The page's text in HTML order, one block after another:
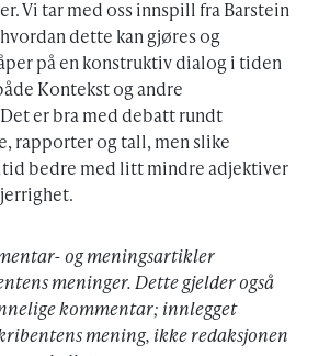
Vi tar med oss innspill fra Barstein
dette kan gjøres og
på en konstruktiv dialog i tiden
Kontekst og andre
er bra med debatt rundt
rapporter og tall, men slike
bedre med litt mindre adjektiver
og meningsartikler
meninger. Dette gjelder også
kommentar; innlegget
mening, ikke redaksjonen